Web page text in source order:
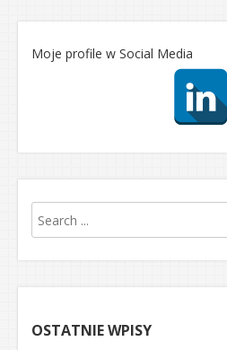
Moje profile w Social Media
OSTATNIE WPISY